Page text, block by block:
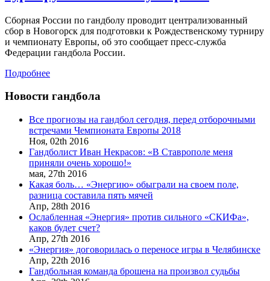
Сборная России по гандболу проводит централизованный
сбор в Новогорск для подготовки к Рождественскому турниру
и чемпионату Европы, об это сообщает пресс-служба
Федерации гандбола России.
Подробнее
Новости гандбола
Все прогнозы на гандбол сегодня, перед отборочными
встречами Чемпионата Европы 2018
Ноя, 02th 2016
Гандболист Иван Некрасов: «В Ставрополе меня
приняли очень хорошо!»
мая, 27th 2016
Какая боль… «Энергию» обыграли на своем поле,
разница составила пять мячей
Апр, 28th 2016
Ослабленная «Энергия» против сильного «СКИФа»,
каков будет счет?
Апр, 27th 2016
«Энергия» договорилась о переносе игры в Челябинске
Апр, 22th 2016
Гандбольная команда брошена на произвол судьбы